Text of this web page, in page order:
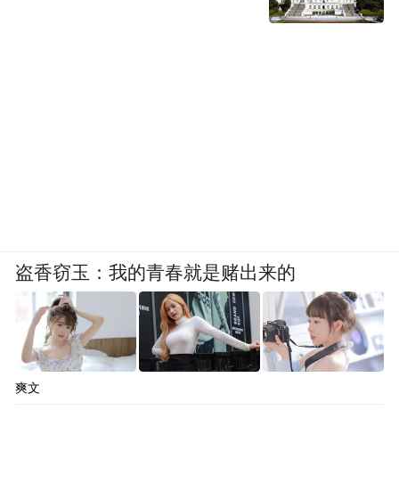
盗香窃玉：我的青春就是赌出来的
爽文